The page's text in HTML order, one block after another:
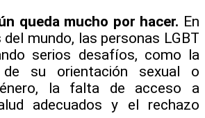
queda mucho por hacer. En
mundo, las personas LGBT
serios desafíos, como la
de su orientación sexual o
la falta de acceso a
adecuados y el rechazo